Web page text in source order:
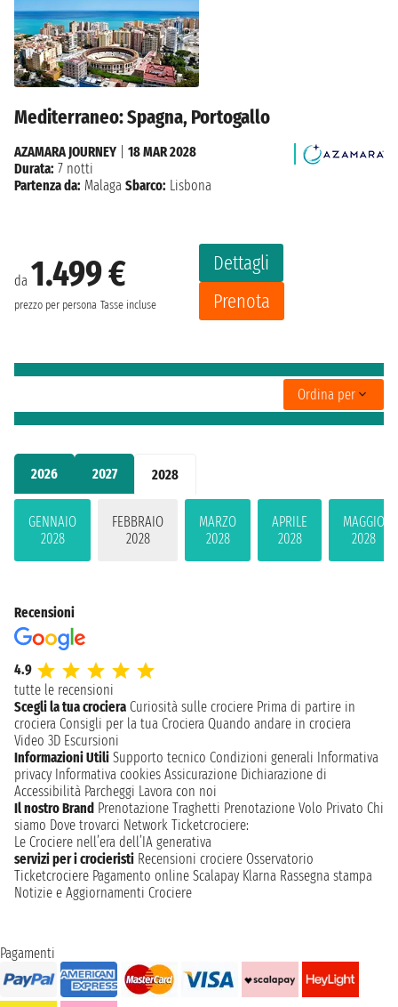
2026 2027 2028
GENNAIO
2028
FEBBRAIO
2028
MARZO
2028
APRILE
2028
MAGGIO
2028
Mediterraneo: Spagna, Portogallo
da 1.499 €
prezzo per persona Tasse incluse
Dettagli
Prenota
AZAMARA JOURNEY
18 MAR 2028
Durata: 7 notti
Partenza da: Malaga Sbarco: Lisbona
Ordina per
Recensioni
4.9
tutte le recensioni
Scegli la tua crociera Curiosità sulle crociere Prima di partire in
crociera Consigli per la tua Crociera Quando andare in crociera
Video 3D Escursioni
Informazioni Utili Supporto tecnico Condizioni generali Informativa
privacy Informativa cookies Assicurazione Dichiarazione di
Accessibilità Parcheggi Lavora con noi
Il nostro Brand Prenotazione Traghetti Prenotazione Volo Privato Chi
siamo Dove trovarci Network Ticketcrociere:
Le Crociere nell’era dell’IA generativa
servizi per i crocieristi Recensioni crociere Osservatorio
Ticketcrociere Pagamento online Scalapay Klarna Rassegna stampa
Notizie e Aggiornamenti Crociere
Pagamenti